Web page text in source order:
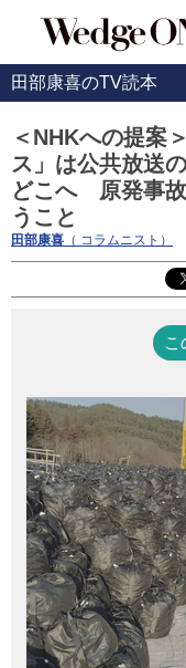
田部康喜のTV読本
＜NHKへの提案
ス」は公共放送
どこへ 原発事
うこと
田部康喜 （ コラムニスト）
こ